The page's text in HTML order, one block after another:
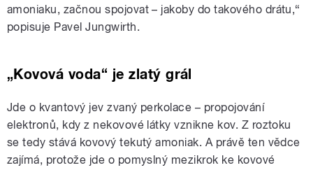
amoniaku, začnou spojovat – jakoby do takového drátu,“
popisuje Pavel Jungwirth.
„Kovová voda“ je zlatý grál
Jde o kvantový jev zvaný perkolace – propojování
elektronů, kdy z nekovové látky vznikne kov. Z roztoku
se tedy stává kovový tekutý amoniak. A právě ten vědce
zajímá, protože jde o pomyslný mezikrok ke kovové